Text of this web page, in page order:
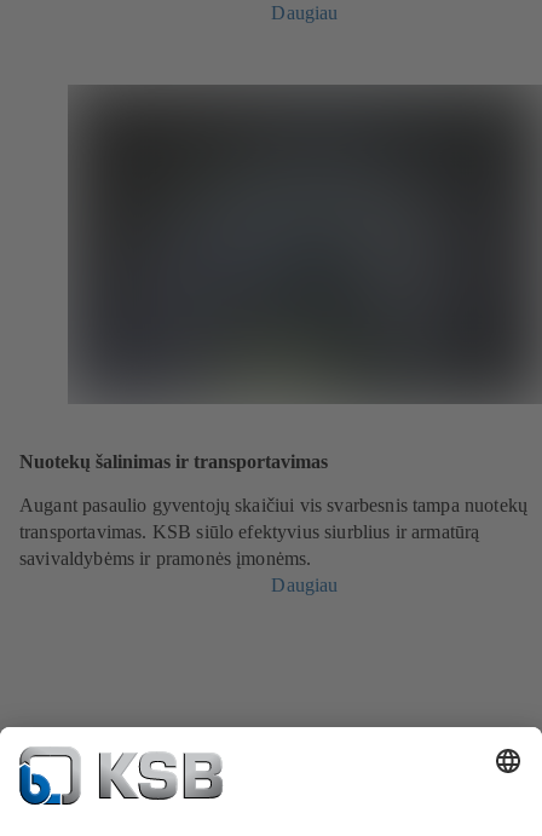
Daugiau
Nuotekų šalinimas ir transportavimas
Augant pasaulio gyventojų skaičiui vis svarbesnis tampa nuotekų
transportavimas. KSB siūlo efektyvius siurblius ir armatūrą
savivaldybėms ir pramonės įmonėms.
Daugiau